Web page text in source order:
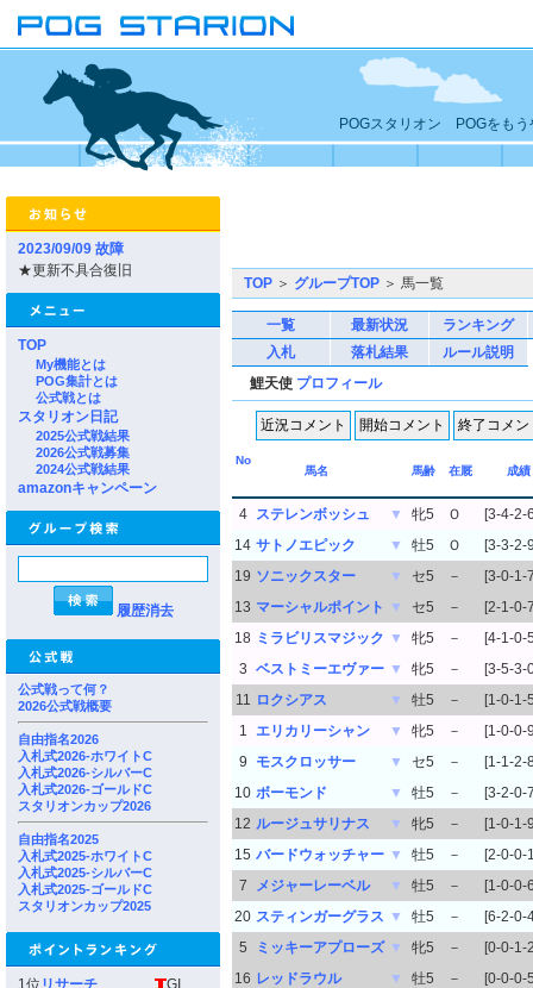
POGスタリオン POGをもう
2023/09/09 故障
★更新不具合復旧
TOP
My機能とは
POG集計とは
公式戦とは
スタリオン日記
2025公式戦結果
2026公式戦募集
2024公式戦結果
amazonキャンペーン
履歴消去
公式戦って何？
2026公式戦概要
自由指名2026
入札式2026-ホワイトC
入札式2026-シルバーC
入札式2026-ゴールドC
スタリオンカップ2026
自由指名2025
入札式2025-ホワイトC
入札式2025-シルバーC
入札式2025-ゴールドC
スタリオンカップ2025
1位 リサーチ
GI
TOP ＞ グループTOP ＞ 馬一覧
一覧 最新状況
ランキング
入札
落札結果
ルール説明
鯉天使 プロフィール
No
馬名
馬齢 在厩 成績
4 ステレンボッシュ ▼ 牝5 Ｏ
[3-4-2-
14 サトノエピック ▼ 牡5 Ｏ
[3-3-2-
19 ソニックスター ▼ セ5 －
[3-0-1-
13 マーシャルポイント ▼ セ5 －
[2-1-0-
18 ミラビリスマジック ▼ 牝5 －
[4-1-0-
3 ベストミーエヴァー ▼ 牝5 －
[3-5-3-
11 ロクシアス ▼ 牡5 －
[1-0-1-
1
エリカリーシャン ▼ 牝5 －
[1-0-0-
9
モスクロッサー ▼ セ5 －
[1-1-2-
10 ボーモンド ▼ 牡5 －
[3-2-0-
12 ルージュサリナス ▼ 牝5 －
[1-0-1-
15 バードウォッチャー ▼ 牡5 －
[2-0-0-
7
メジャーレーベル ▼ 牡5 －
[1-0-0-
20 スティンガーグラス ▼ 牡5 －
[6-2-0-
5
ミッキーアプローズ ▼ 牝5 －
[0-0-1-
16 レッドラウル ▼ 牡5 －
[0-0-0-